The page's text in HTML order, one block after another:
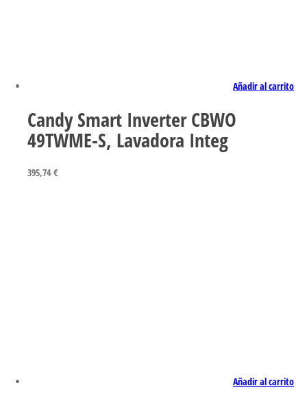
Añadir al carrito
Candy Smart Inverter CBWO
49TWME-S, Lavadora Integ
395,74€
Añadir al carrito